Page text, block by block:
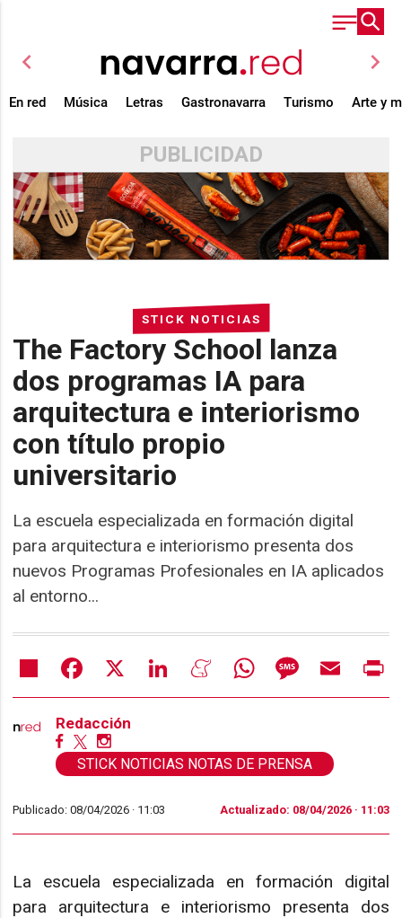
chevron_left chevron_right
En red Música Letras Gastronavarra Turismo Arte y
PUBLICIDAD
STICK NOTICIAS
The Factory School lanza
dos programas IA para
arquitectura e interiorismo
con título propio
universitario
La escuela especializada en formación digital
para arquitectura e interiorismo presenta dos
nuevos Programas Profesionales en IA aplicados
al entorno...
Share Facebook LinkedIn MeneameWhatsAppMessageEmail
Redacción
STICK NOTICIAS NOTAS DE PRENSA
Publicado: 08/04/2026 · 11:03 Actualizado: 08/04/2026 · 11:03
La escuela especializada en formación digital
para arquitectura e interiorismo presenta dos